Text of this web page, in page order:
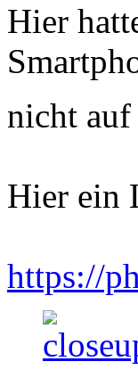
Hier
nicht
Hier ein
https://